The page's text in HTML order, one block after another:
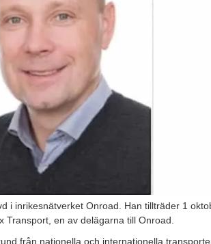
i inrikesnätverket Onroad. Han tillträder 1
Transport, en av delägarna till Onroad.
från nationella och internationella